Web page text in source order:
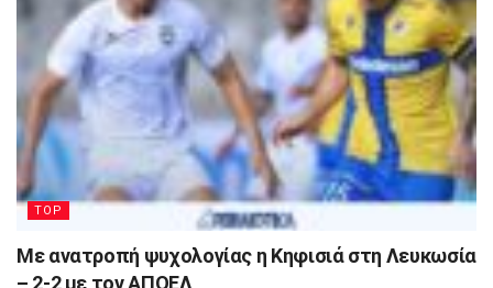
TOP
Με ανατροπή ψυχολογίας η Κηφισιά στη Λευκωσία
– 2-2 με τον ΑΠΟΕΛ